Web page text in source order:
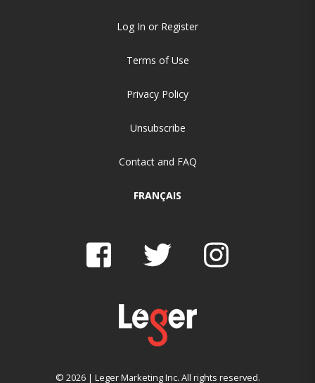
Log In or Register
Terms of Use
Privacy Policy
Unsubscribe
Contact and FAQ
FRANÇAIS
© 2026 | Leger Marketing Inc. All rights reserved.